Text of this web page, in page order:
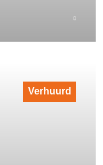
Verhuurd